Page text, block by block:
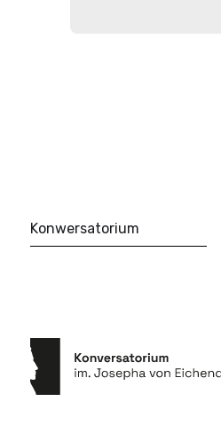
Konwersatorium